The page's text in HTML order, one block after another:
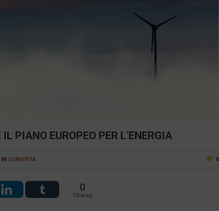
PIANO EUROPEO PER L’ENERGIA
0
IN CURIOSITÀ
0
Shares